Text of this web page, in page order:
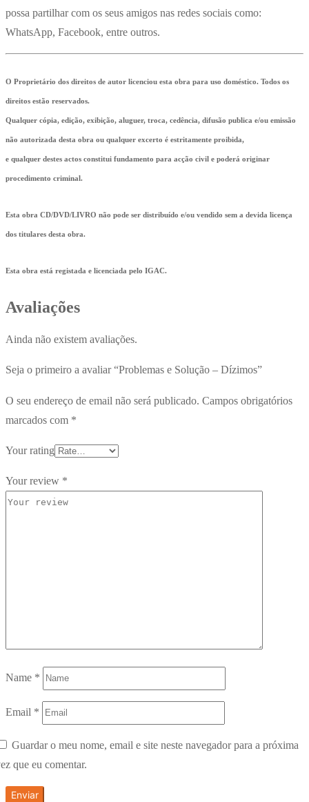
possa partilhar com os seus amigos nas redes sociais como:
WhatsApp, Facebook, entre outros.
O Proprietário dos direitos de autor licenciou esta obra para uso doméstico. Todos os
direitos estão reservados.
Qualquer cópia, edição, exibição, aluguer, troca, cedência, difusão publica e/ou emissão
não autorizada desta obra ou qualquer excerto é estritamente proibida,
e qualquer destes actos constitui fundamento para acção civil e poderá originar
procedimento criminal.
Esta obra CD/DVD/LIVRO não pode ser distribuído e/ou vendido sem a devida licença
dos titulares desta obra.
Esta obra está registada e licenciada pelo IGAC.
Avaliações
Ainda não existem avaliações.
Seja o primeiro a avaliar “Problemas e Solução – Dízimos”
O seu endereço de email não será publicado. Campos obrigatórios
marcados com *
Your rating
Your review *
Name *
Email *
Guardar o meu nome, email e site neste navegador para a próxima
que eu comentar.